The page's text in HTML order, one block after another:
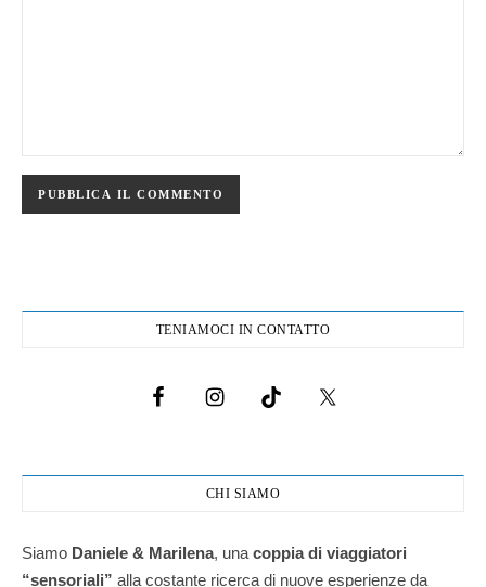
TENIAMOCI IN CONTATTO
CHI SIAMO
Siamo Daniele & Marilena, una coppia di viaggiatori
“sensoriali” alla costante ricerca di nuove esperienze da